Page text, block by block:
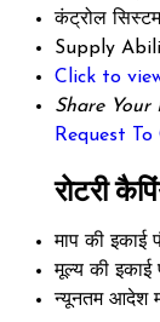
कंट्रोल सिस्टम
Supply
Click to
Share Your
Request
रोटरी
माप की इकाई
मूल्य की इकाई
न्यूनतम आदेश